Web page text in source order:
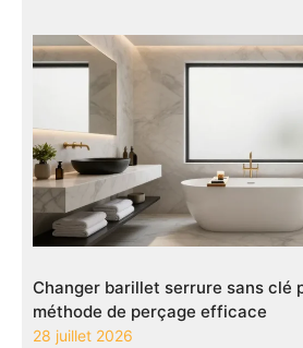
Changer barillet serrure sans clé
méthode de perçage efficace
28 juillet 2026